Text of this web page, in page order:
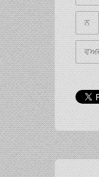
ਨ